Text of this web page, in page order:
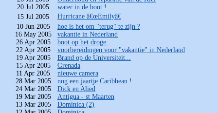
20 Jul 2005
water in de boot !
15 Jul 2005
Hurricane â€œEmilyâ€
10 Jun 2005
hoe is het om "terug" te zijn ?
16 May 2005
vakantie in Nederland
26 Apr 2005
boot op het droge.
22 Apr 2005
voorbereidingen voor "vakantie" in Nederland
19 Apr 2005
Brand op de Universiteit...
15 Apr 2005
Grenada
11 Apr 2005
nieuwe camera
28 Mar 2005
nog een jaartje Caribbean !
24 Mar 2005
Dick en Alied
19 Mar 2005
Antigua - st Maarten
13 Mar 2005
Dominica (2)